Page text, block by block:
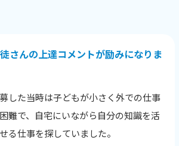
さんの上達コメントが励みになりま
した当時は子どもが小さく外での仕事
難で、自宅にいながら自分の知識を活
る仕事を探していました。